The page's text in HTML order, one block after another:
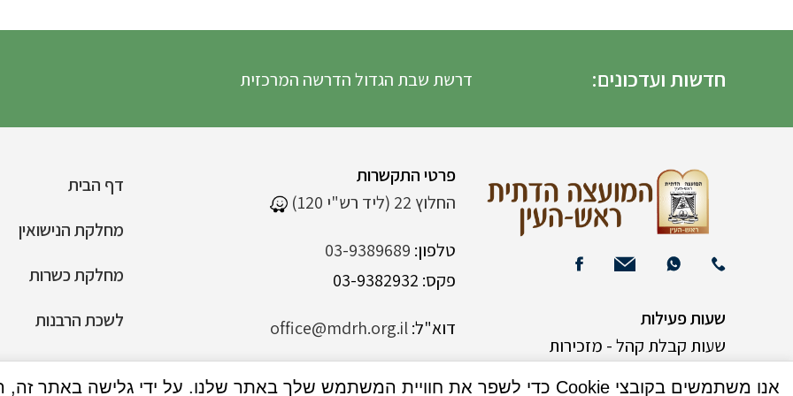
חדשות ועדכונים: דרשת שבת הגדול הדרשה המרכזית
דף הבית
מחלקת הנישואין
מחלקת כשרות
לשכת הרבנות
הצהרת נגישות
פרטי התקשרות
החלוץ 22 (ליד רש"י 120)
טלפון: 03-9389689
פקס: 03-9382932
דוא"ל:office@mdrh.org.il
שעות פעילות
שעות קבלת קהל - מזכירות
אנו משתמשים בקובצי Cookie כדי לשפר את חוויית המשתמש שלך באתר שלנו. על ידי גלישה באתר זה, הנך מסכים לשימוש שלנו בקובצי Cookie.